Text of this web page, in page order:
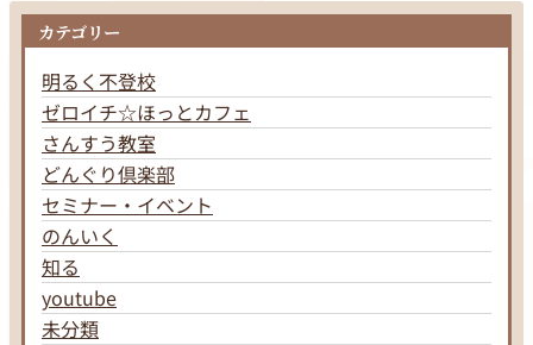
カテゴリー
明るく不登校
ゼロイチ☆ほっとカフェ
さんすう教室
どんぐり倶楽部
セミナー・イベント
のんいく
知る
youtube
未分類